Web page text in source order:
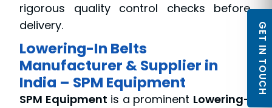
rigorous quality control checks before
delivery.
Lowering-In Belts
Manufacturer & Supplier in
India – SPM Equipment
SPM Equipment is a prominent Lowering-
GET IN TOUCH